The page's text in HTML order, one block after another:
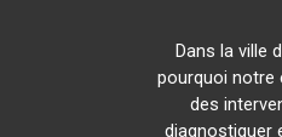
Dans la ville
pourquoi notre
des
diagnostiquer